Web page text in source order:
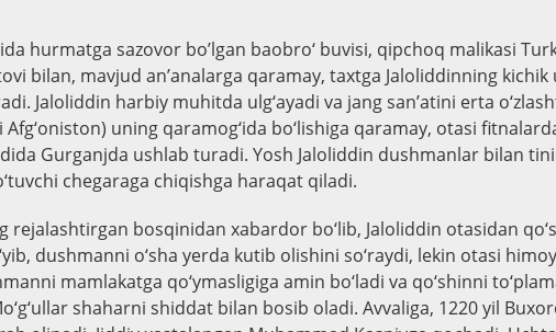
hurmatga sazovor bo’lgan baobro‘ buvisi, qipchoq malikasi
bilan, mavjud an’analarga qaramay, taxtga Jaloliddinning kichik
Jaloliddin harbiy muhitda ulg‘ayadi va jang san’atini erta
Afg‘oniston) uning qaramog‘ida bo‘lishiga qaramay, otasi
Gurganjda ushlab turadi. Yosh Jaloliddin dushmanlar bilan
chegaraga chiqishga haraqat qiladi.
rejalashtirgan bosqinidan xabardor bo‘lib, Jaloliddin otasidan
dushmanni o‘sha yerda kutib olishini so‘raydi, lekin otasi
mamlakatga qo‘ymasligiga amin bo‘ladi va qo‘shinni
shaharni shiddat bilan bosib oladi. Avvaliga, 1220 yil